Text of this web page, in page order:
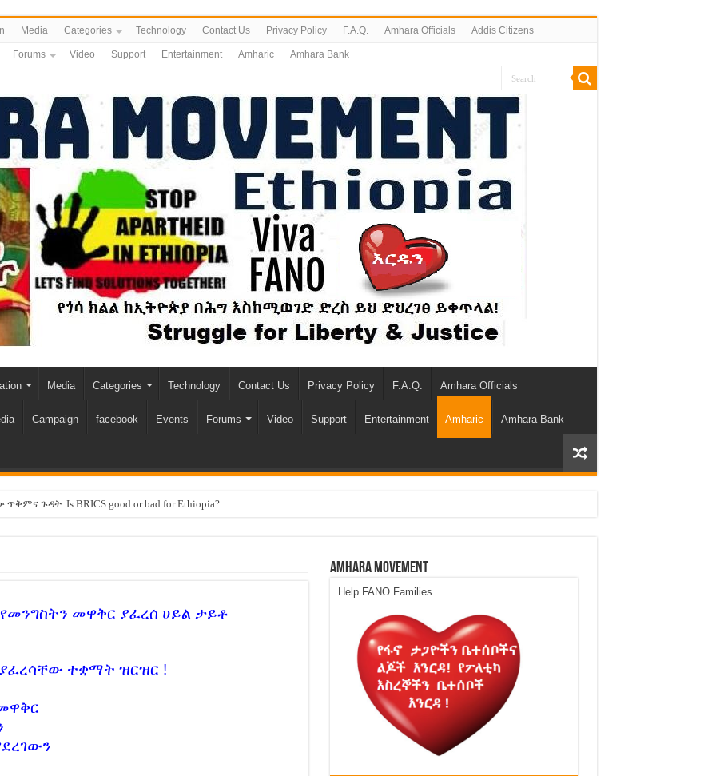
Media Categories Technology Contact Us Privacy Policy F.A.Q. Amhara Officials Addis Citizens
Forums Video Support Entertainment Amharic Amhara Bank
Media Categories Technology Contact Us Privacy Policy F.A.Q. Amhara Officials
Campaign facebook Events Forums Video Support Entertainment Amharic Amhara Bank
ጉዳት. Is BRICS good or bad for Ethiopia?
ነው !!
አይችልም!
መዋቅር ያፈረሰ ሀይል ታይቶ
ተቋማት ዝርዝር !
Amhara Movement
Help FANO Families